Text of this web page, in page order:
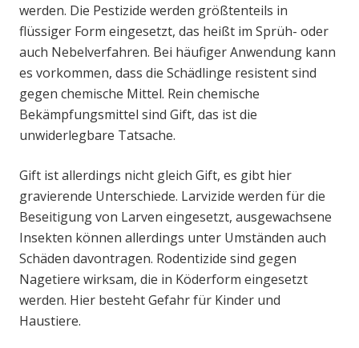
werden. Die Pestizide werden größtenteils in
flüssiger Form eingesetzt, das heißt im Sprüh- oder
auch Nebelverfahren. Bei häufiger Anwendung kann
es vorkommen, dass die Schädlinge resistent sind
gegen chemische Mittel. Rein chemische
Bekämpfungsmittel sind Gift, das ist die
unwiderlegbare Tatsache.
Gift ist allerdings nicht gleich Gift, es gibt hier
gravierende Unterschiede. Larvizide werden für die
Beseitigung von Larven eingesetzt, ausgewachsene
Insekten können allerdings unter Umständen auch
Schäden davontragen. Rodentizide sind gegen
Nagetiere wirksam, die in Köderform eingesetzt
werden. Hier besteht Gefahr für Kinder und
Haustiere.